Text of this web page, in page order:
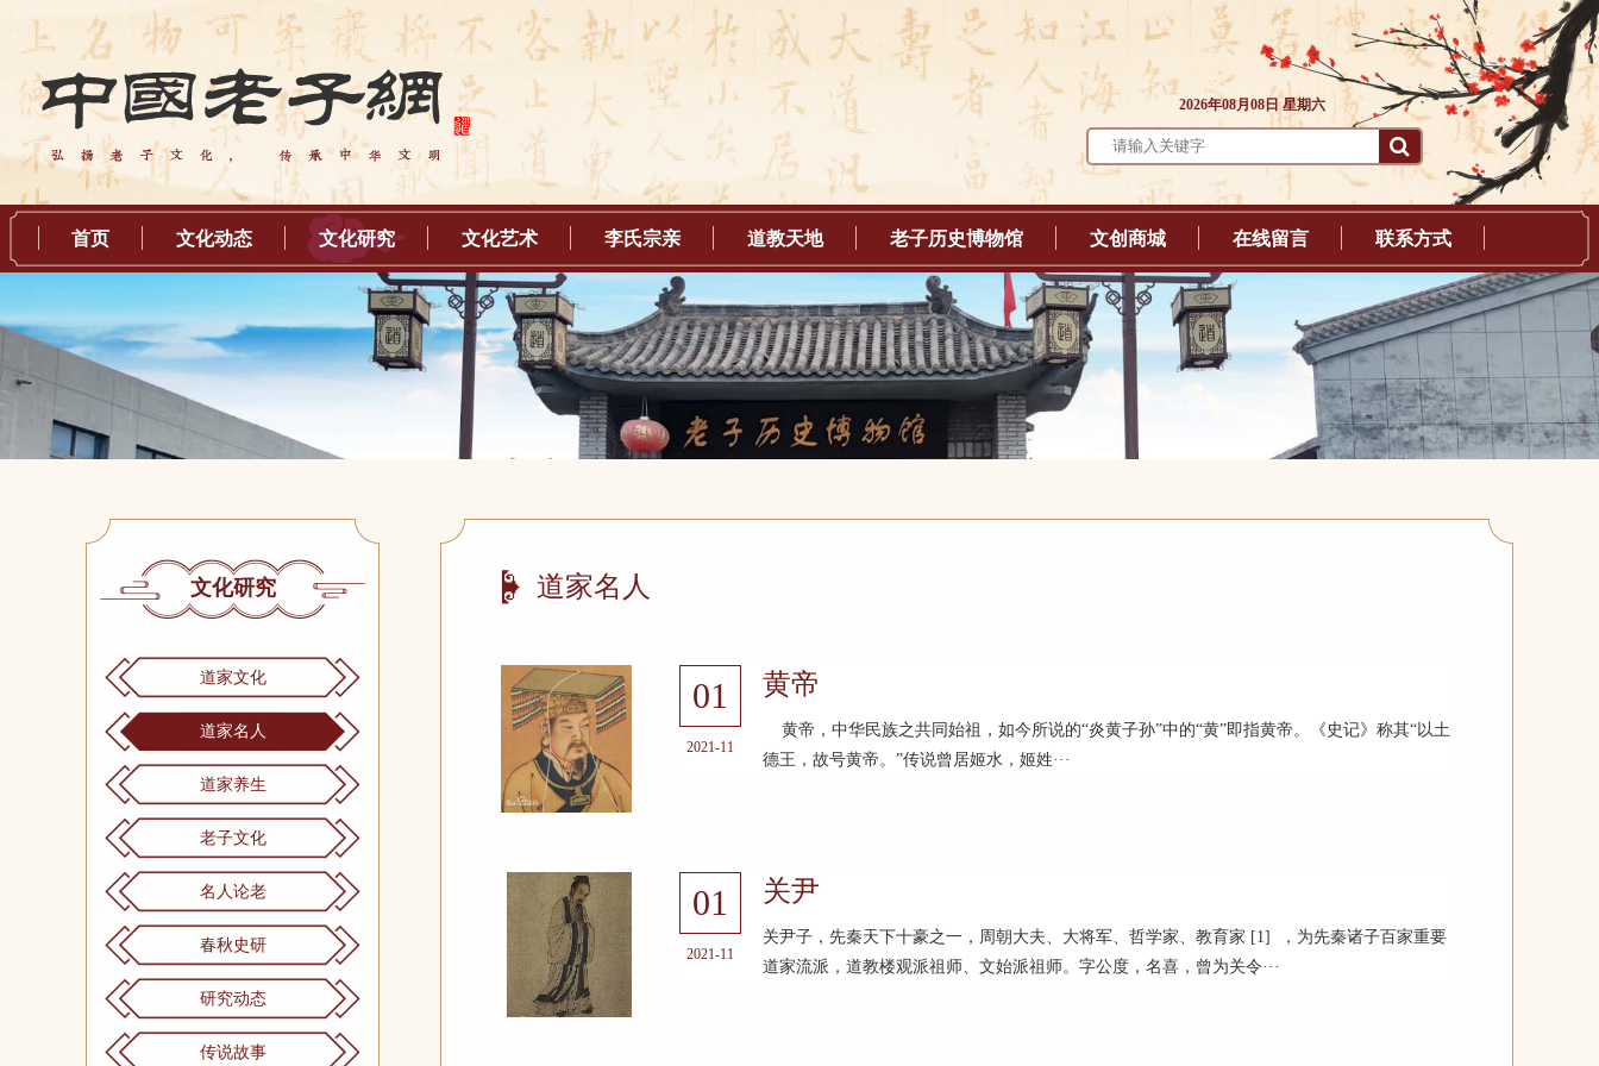
2026年08月08日 星期六
首页 文化动态 文化研究 文化艺术 李氏宗亲 道教天地 老子历史博物馆 文创商城 在线留言 联系方式
文化研究
道家文化
道家名人
道家养生
老子文化
名人论老
春秋史研
研究动态
传说故事
道家名人
01
2021-11
黄帝
黄帝，中华民族之共同始祖，如今所说的“炎黄子孙”中的“黄”即指黄帝。《史记》称其“以土
德王，故号黄帝。”传说曾居姬水，姬姓···
01
2021-11
关尹
关尹子，先秦天下十豪之一，周朝大夫、大将军、哲学家、教育家 [1] ，为先秦诸子百家重要
道家流派，道教楼观派祖师、文始派祖师。字公度，名喜，曾为关令···